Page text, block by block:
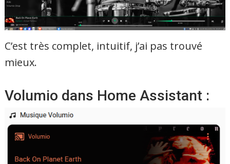
C’est très complet, intuitif, j’ai pas trouvé
mieux.
Volumio dans Home Assistant :